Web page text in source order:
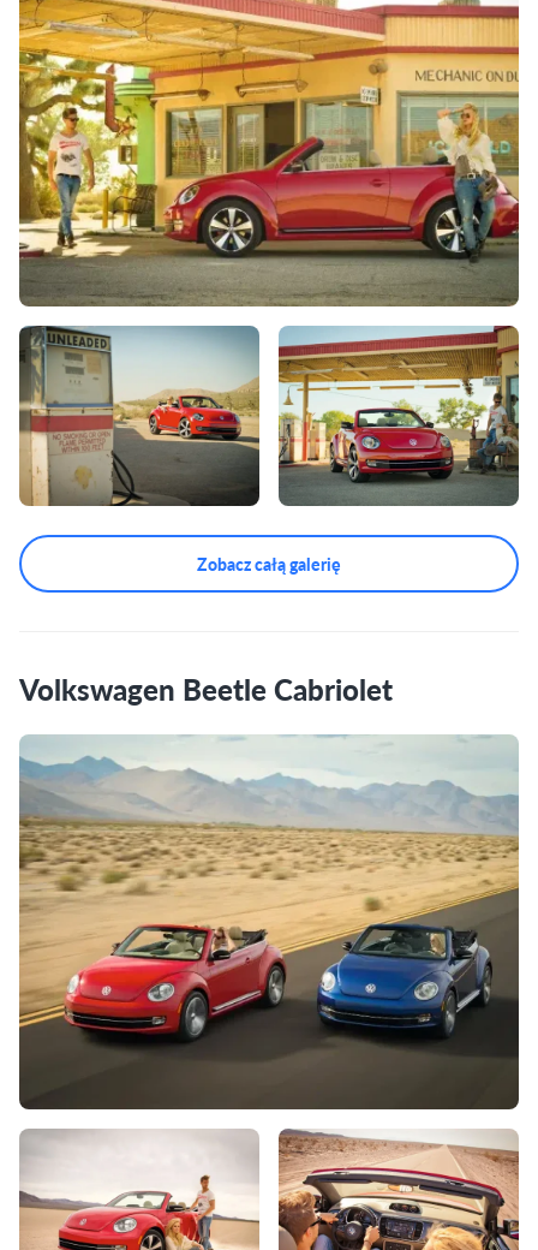
Zobacz całą galerię
Volkswagen Beetle Cabriolet